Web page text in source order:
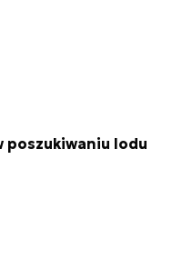
poszukiwaniu lodu